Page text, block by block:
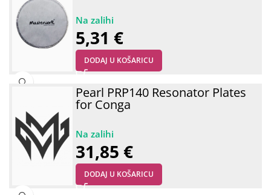
5,31 €
DODAJ U KOŠARICU
Pearl PRP140 Resonator Plates
for Conga
31,85 €
DODAJ U KOŠARICU